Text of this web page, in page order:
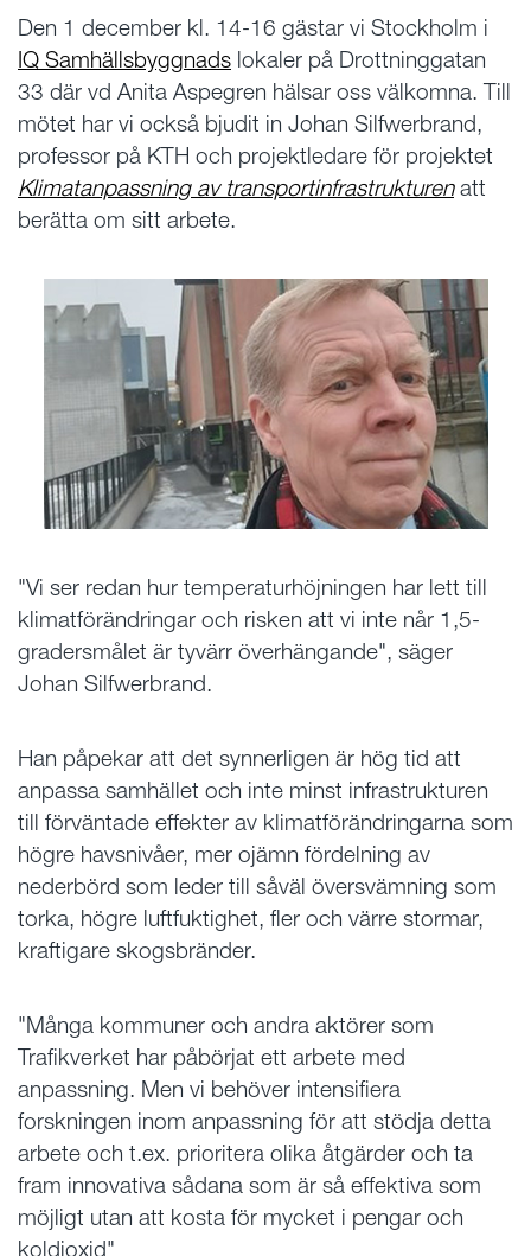
Den 1 december kl. 14-16 gästar vi Stockholm i
IQ Samhällsbyggnads lokaler på Drottninggatan
33 där vd Anita Aspegren hälsar oss välkomna. Till
mötet har vi också bjudit in Johan Silfwerbrand,
professor på KTH och projektledare för projektet
Klimatanpassning av transportinfrastrukturenatt
berätta om sitt arbete.
"Vi ser redan hur temperaturhöjningen har lett till
klimatförändringar och risken att vi inte når 1,5-
gradersmålet är tyvärr överhängande", säger
Johan Silfwerbrand.
Han påpekar att det synnerligen är hög tid att
anpassa samhället och inte minst infrastrukturen
till förväntade effekter av klimatförändringarna som
högre havsnivåer, mer ojämn fördelning av
nederbörd som leder till såväl översvämning som
torka, högre luftfuktighet, fler och värre stormar,
kraftigare skogsbränder.
"Många kommuner och andra aktörer som
Trafikverket har påbörjat ett arbete med
anpassning. Men vi behöver intensifiera
forskningen inom anpassning för att stödja detta
arbete och t.ex. prioritera olika åtgärder och ta
fram innovativa sådana som är så effektiva som
möjligt utan att kosta för mycket i pengar och
koldioxid"